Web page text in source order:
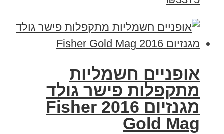
אופניים חשמליות
מתקפלות פישר גולד
מגנזיום 2016 Fisher
Gold Mag